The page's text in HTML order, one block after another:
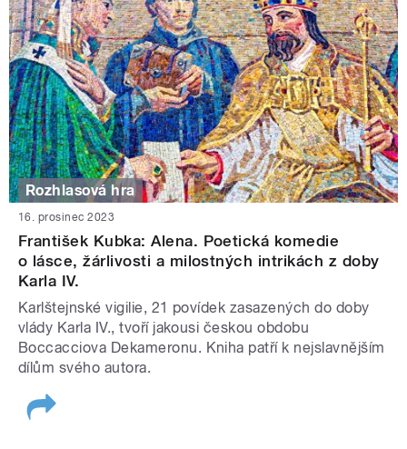
Rozhlasová hra
16. prosinec 2023
František Kubka: Alena. Poetická komedie
o lásce, žárlivosti a milostných intrikách z doby
Karla IV.
Karlštejnské vigilie, 21 povídek zasazených do doby
vlády Karla IV., tvoří jakousi českou obdobu
Boccacciova Dekameronu. Kniha patří k nejslavnějším
dílům svého autora.